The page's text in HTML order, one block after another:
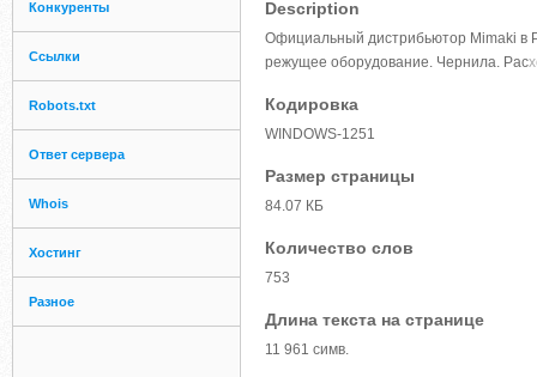
Конкуренты
Ссылки
Robots.txt
Ответ сервера
Whois
Хостинг
Разное
Description
Официальный дистрибьютор Mimaki в
режущее оборудование. Чернила. Рас
Кодировка
WINDOWS-1251
Размер страницы
84.07 КБ
Количество слов
753
Длина текста на странице
11 961 симв.